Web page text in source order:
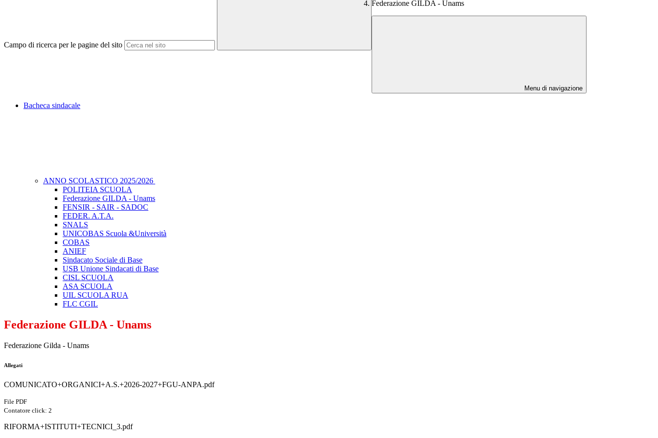
Campo di ricerca per le pagine del sito
Federazione GILDA - Unams
Menu di navigazione
Bacheca sindacale
ANNO SCOLASTICO 2025/2026
POLITEIA SCUOLA
Federazione GILDA - Unams
FENSIR - SAIR - SADOC
FEDER. A.T.A.
SNALS
UNICOBAS Scuola &Università
COBAS
ANIEF
Sindacato Sociale di Base
USB Unione Sindacati di Base
CISL SCUOLA
ASA SCUOLA
UIL SCUOLA RUA
FLC CGIL
Federazione GILDA - Unams
Federazione Gilda - Unams
Allegati
COMUNICATO+ORGANICI+A.S.+2026-2027+FGU-ANPA.pdf
File PDF
Contatore click: 2
RIFORMA+ISTITUTI+TECNICI_3.pdf